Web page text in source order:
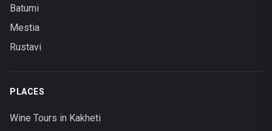
Batumi
Mestia
Rustavi
PLACES
Wine Tours in Kakheti